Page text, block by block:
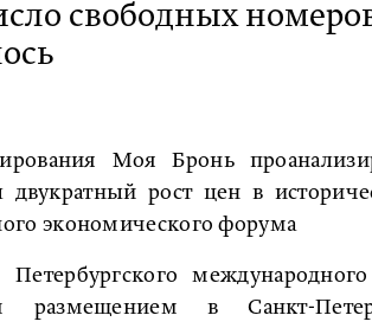
свободных
Моя Бронь
двукратный рост цен в
экономического форума
размещением в Санкт-